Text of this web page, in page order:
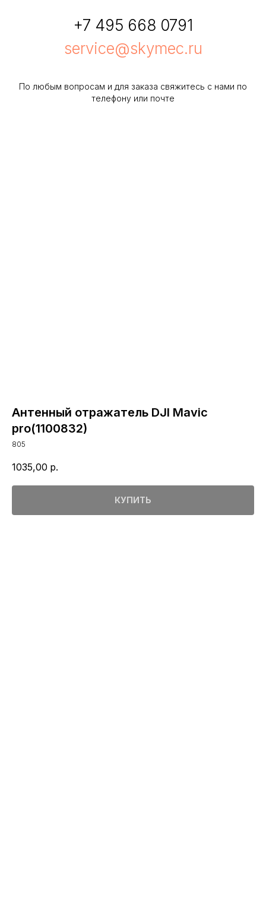
+7 495 668 0791
service@skymec.ru
По любым вопросам и для заказа свяжитесь с нами по
телефону или почте
Антенный отражатель DJI Mavic
pro(1100832)
805
1035,00 р.
КУПИТЬ